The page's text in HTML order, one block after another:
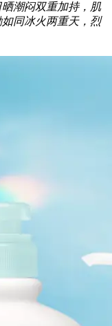
潮闷双重加持，肌
同冰火两重天，烈